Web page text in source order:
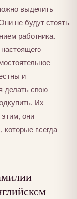
выделить
не будут стоять
работника.
и
делать свою
Их
этим, они
всегда